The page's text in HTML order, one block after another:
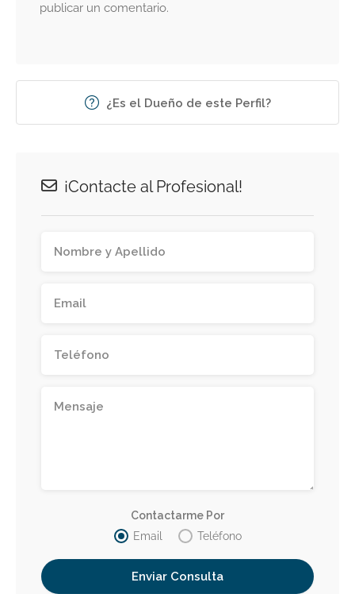
publicar un comentario.
¿Es el Dueño de este Perfil?
¡Contacte al Profesional!
Contactarme Por
Email
Teléfono